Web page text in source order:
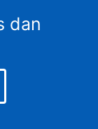
dan